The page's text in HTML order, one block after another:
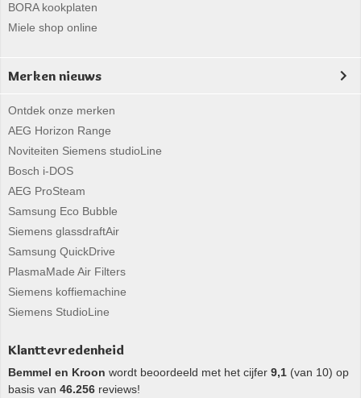
BORA kookplaten
Miele shop online
Merken nieuws
Ontdek onze merken
AEG Horizon Range
Noviteiten Siemens studioLine
Bosch i-DOS
AEG ProSteam
Samsung Eco Bubble
Siemens glassdraftAir
Samsung QuickDrive
PlasmaMade Air Filters
Siemens koffiemachine
Siemens StudioLine
Klanttevredenheid
Bemmel en Kroon wordt beoordeeld met het cijfer 9,1 (van 10) op
basis van 46.256 reviews!